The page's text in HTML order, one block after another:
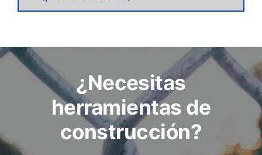
¿Necesitas
herramientas de
construcción?